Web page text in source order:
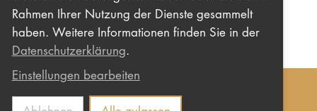
Rahmen Ihrer Nutzung der Dienste gesammelt
haben. Weitere Informationen finden Sie in der
Datenschutzerklärung.
Einstellungen bearbeiten